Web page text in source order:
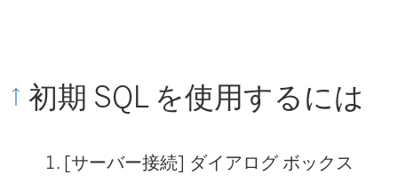
初期 SQL を使用するには
[サーバー接続] ダイアログ ボックス